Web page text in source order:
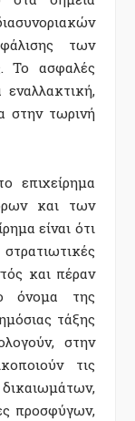
των
Το ασφαλές
στην τωρινή
επιχείρημα
και των
είναι ότι
και πέραν
όνομα της
τάξης
στην
τις
προσφύγων,